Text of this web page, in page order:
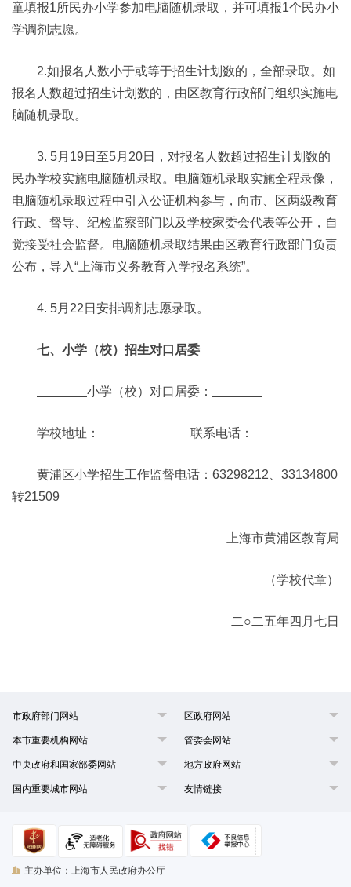
童填报1所民办小学参加电脑随机录取，并可填报1个民办小
学调剂志愿。
2.如报名人数小于或等于招生计划数的，全部录取。如
报名人数超过招生计划数的，由区教育行政部门组织实施电
脑随机录取。
3. 5月19日至5月20日，对报名人数超过招生计划数的
民办学校实施电脑随机录取。电脑随机录取实施全程录像，
电脑随机录取过程中引入公证机构参与，向市、区两级教育
行政、督导、纪检监察部门以及学校家委会代表等公开，自
觉接受社会监督。电脑随机录取结果由区教育行政部门负责
公布，导入“上海市义务教育入学报名系统”。
4. 5月22日安排调剂志愿录取。
七、小学（校）招生对口居委
小学（校）对口居委：
学校地址： 联系电话：
黄浦区小学招生工作监督电话：63298212、33134800
转21509
上海市黄浦区教育局
（学校代章）
二○二五年四月七日
市政府部门网站 区政府网站
本市重要机构网站 管委会网站
中央政府和国家部委网站 地方政府网站
国内重要城市网站 友情链接
主办单位：上海市人民政府办公厅